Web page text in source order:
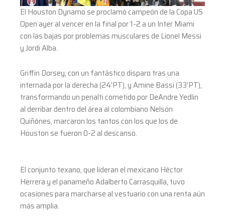
El Houston Dynamo se proclamó campeón de la Copa US
Open ayer al vencer en la final por 1-2 a un Inter Miami
con las bajas por problemas musculares de Lionel Messi
y Jordi Alba.
Griffin Dorsey, con un fantástico disparo tras una
internada por la derecha (24’PT), y Amine Bassi (33’PT),
transformando un penalti cometido por DeAndre Yedlin
al derribar dentro del área al colombiano Nelson
Quiñónes, marcaron los tantos con los que los de
Houston se fueron 0-2 al descanso.
El conjunto texano, que lideran el mexicano Héctor
Herrera y el panameño Adalberto Carrasquilla, tuvo
ocasiones para marcharse al vestuario con una renta aún
más amplia.